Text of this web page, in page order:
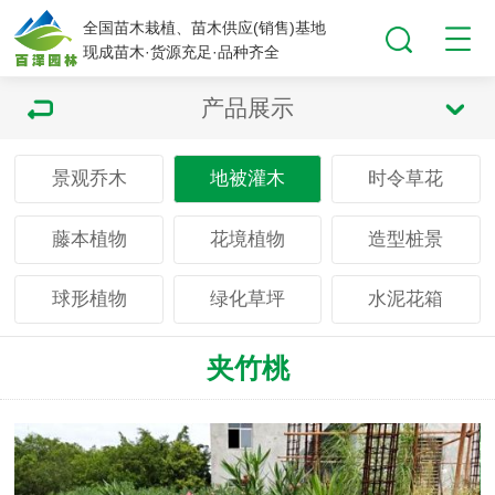
全国苗木栽植、苗木供应(销售)基地
现成苗木·货源充足·品种齐全
产品展示
景观乔木 地被灌木 时令草花
藤本植物 花境植物 造型桩景
球形植物 绿化草坪 水泥花箱
夹竹桃